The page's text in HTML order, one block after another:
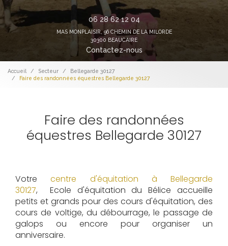
06 28 62 12 04
MAS MONPLAISIR,96 CHEMIN DE LA MILORDE
30300 BEAUCAIRE
Contactez-nous
Accueil Secteur
Bellegarde 30127
Faire des randonnées équestres Bellegarde 30127
Faire des randonnées
équestres Bellegarde 30127
Votrecentre d'équitation à Bellegarde
30127, Ecole d'équitation du Bélice accueille
petits et grands pour des cours d'équitation, des
cours de voltige, du débourrage, le passage de
galops ou encore pour organiser un
anniversaire.